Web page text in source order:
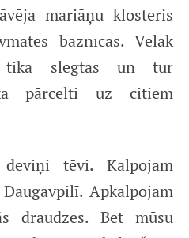
mariāņu klosteris
baznīcas. Vēlāk
tika slēgtas un tur
pārcelti uz citiem
tēvi. Kalpojam
Apkalpojam
draudzes. Bet mūsu